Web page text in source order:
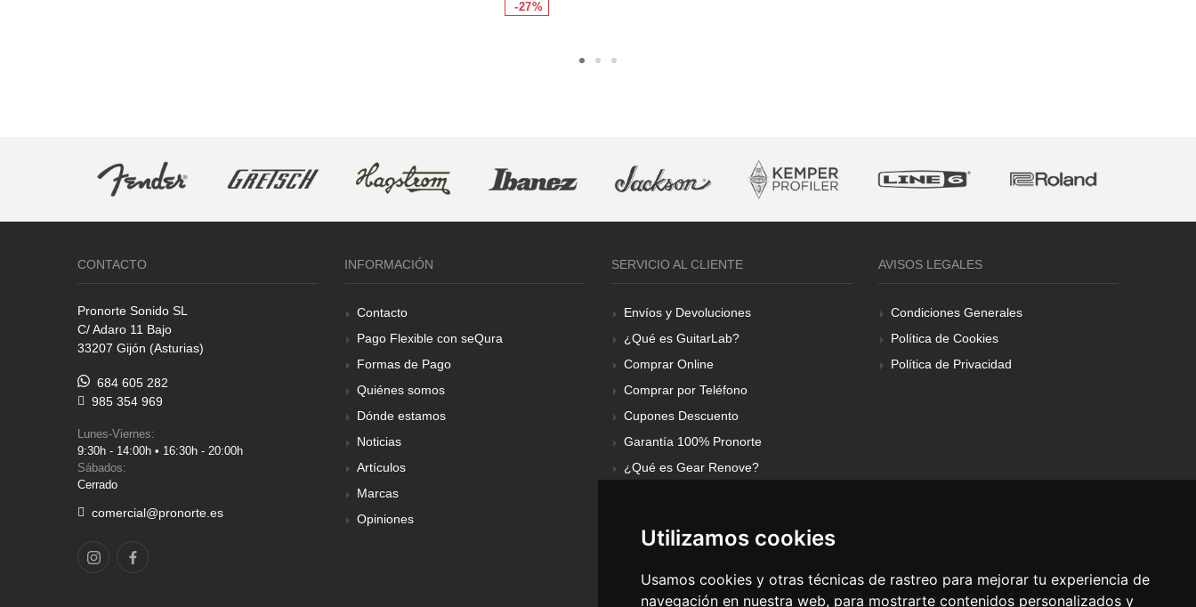
Utilizamos cookies
Usamos cookies y otras técnicas de rastreo para mejorar tu experiencia de
navegación en nuestra web, para mostrarte contenidos personalizados y
-27%
CONTACTO
Pronorte Sonido SL
C/ Adaro 11 Bajo
33207 Gijón (Asturias)
684 605 282
985 354 969
Lunes-Viernes:
9:30h - 14:00h • 16:30h - 20:00h
Sábados:
Cerrado
comercial@pronorte.es
INFORMACIÓN
Contacto
Pago Flexible con seQura
Formas de Pago
Quiénes somos
Dónde estamos
Noticias
Artículos
Marcas
Opiniones
SERVICIO AL CLIENTE
Envíos y Devoluciones
¿Qué es GuitarLab?
Comprar Online
Comprar por Teléfono
Cupones Descuento
Garantía 100% Pronorte
¿Qué es Gear Renove?
AVISOS LEGALES
Condiciones Generales
Política de Cookies
Política de Privacidad